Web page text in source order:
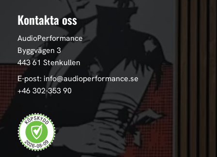
Kontakta oss
AudioPerformance
Byggvägen 3
443 61 Stenkullen
E-post: info@audioperformance.se
+46 302-353 90